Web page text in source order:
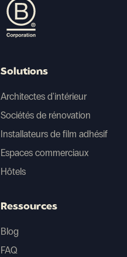
Solutions
Architectes d'intérieur
Sociétés de rénovation
Installateurs de film adhésif
Espaces commerciaux
Hôtels
Ressources
Blog
FAQ